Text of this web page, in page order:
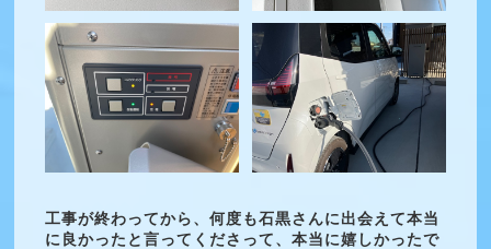
工事が終わってから、何度も石黒さんに出会えて本当
に良かったと言ってくださって、本当に嬉しかったで